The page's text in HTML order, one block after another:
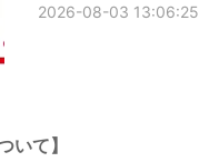
2026-08-03 13:06:25
いて】